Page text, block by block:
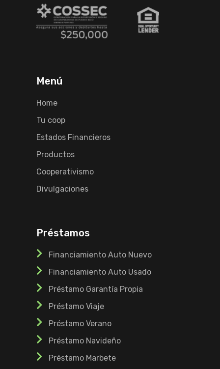
Menú
Home
Tu coop
Estados Financieros
Productos
Cooperativismo
Divulgaciones
Préstamos
Financiamiento Auto Nuevo
Financiamiento Auto Usado
Préstamo Garantía Propia
Préstamo Viaje
Préstamo Verano
Préstamo Navideño
Préstamo Marbete